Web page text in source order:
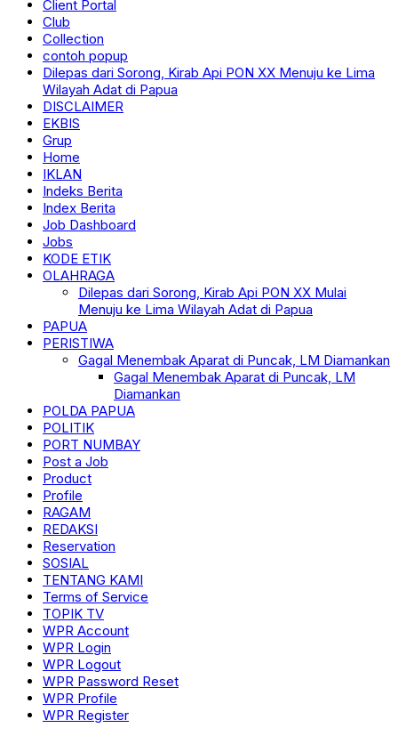
Client Portal
Club
Collection
contoh popup
Dilepas dari Sorong, Kirab Api PON XX Menuju ke Lima
Wilayah Adat di Papua
DISCLAIMER
EKBIS
Grup
Home
IKLAN
Indeks Berita
Index Berita
Job Dashboard
Jobs
KODE ETIK
OLAHRAGA
Dilepas dari Sorong, Kirab Api PON XX Mulai
Menuju ke Lima Wilayah Adat di Papua
PAPUA
PERISTIWA
Gagal Menembak Aparat di Puncak, LM Diamankan
Gagal Menembak Aparat di Puncak, LM
Diamankan
POLDA PAPUA
POLITIK
PORT NUMBAY
Post a Job
Product
Profile
RAGAM
REDAKSI
Reservation
SOSIAL
TENTANG KAMI
Terms of Service
TOPIK TV
WPR Account
WPR Login
WPR Logout
WPR Password Reset
WPR Profile
WPR Register